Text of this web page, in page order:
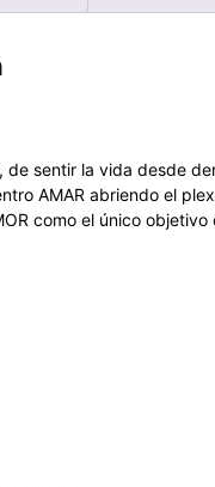
de sentir la vida desde
AMAR abriendo el
como el único objetivo